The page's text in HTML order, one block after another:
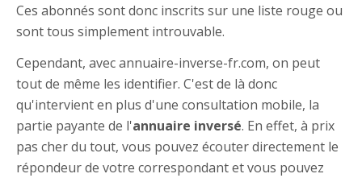
Ces abonnés sont donc inscrits sur une liste rouge ou
sont tous simplement introuvable.
Cependant, avec annuaire-inverse-fr.com, on peut
tout de même les identifier. C'est de là donc
qu'intervient en plus d'une consultation mobile, la
partie payante de l'annuaire inversé. En effet, à prix
pas cher du tout, vous pouvez écouter directement le
répondeur de votre correspondant et vous pouvez